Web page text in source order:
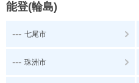
能登(輪島)
--- 七尾市
--- 珠洲市